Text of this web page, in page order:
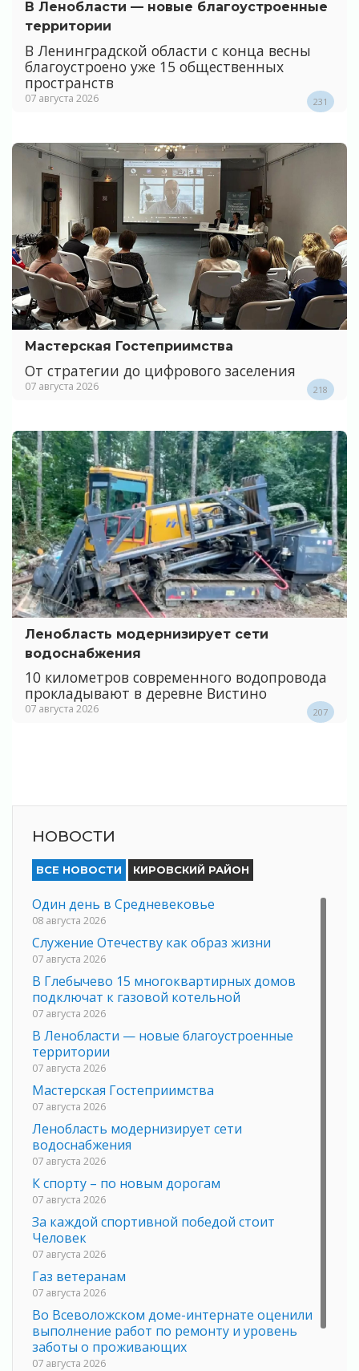
В Ленобласти — новые благоустроенные
территории
В Ленинградской области с конца весны
благоустроено уже 15 общественных
пространств
07 августа 2026 231
Мастерская Гостеприимства
От стратегии до цифрового заселения
07 августа 2026 218
Ленобласть модернизирует сети
водоснабжения
10 километров современного водопровода
прокладывают в деревне Вистино
07 августа 2026 207
НОВОСТИ
ВСЕ НОВОСТИ КИРОВСКИЙ РАЙОН
Один день в Средневековье
08 августа 2026
Служение Отечеству как образ жизни
07 августа 2026
В Глебычево 15 многоквартирных домов
подключат к газовой котельной
07 августа 2026
В Ленобласти — новые благоустроенные
территории
07 августа 2026
Мастерская Гостеприимства
07 августа 2026
Ленобласть модернизирует сети
водоснабжения
07 августа 2026
К спорту – по новым дорогам
07 августа 2026
За каждой спортивной победой стоит
Человек
07 августа 2026
Газ ветеранам
07 августа 2026
Во Всеволожском доме-интернате оценили
выполнение работ по ремонту и уровень
заботы о проживающих
07 августа 2026